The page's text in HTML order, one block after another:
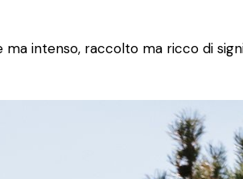
intenso, raccolto ma ricco di